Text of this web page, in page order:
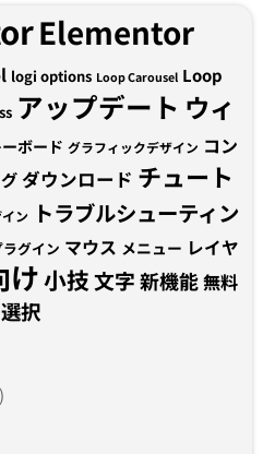
Elementor
logi options Loop Carousel Loop
アップデート ウィ
ボード グラフィックデザイン コン
ダウンロード チュート
ン トラブルシューティン
ラグイン マウス メニュー レイヤ
け小技文字新機能無料
選択